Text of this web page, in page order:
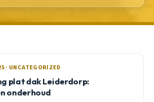
· UNCATEGORIZED
plat dak Leiderdorp:
onderhoud